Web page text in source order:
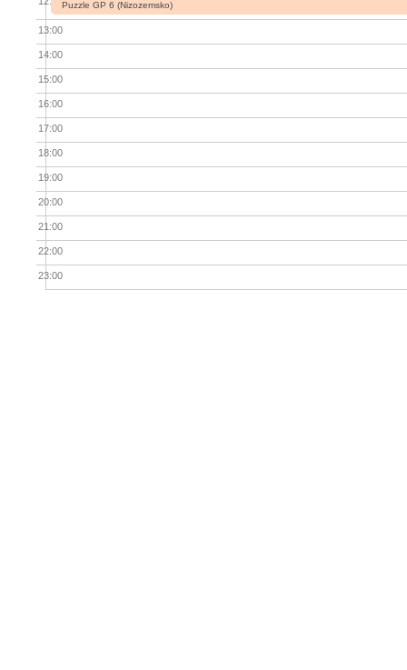
Puzzle GP 6 (Nizozemsko)
13:00
14:00
15:00
16:00
17:00
18:00
19:00
20:00
21:00
22:00
23:00